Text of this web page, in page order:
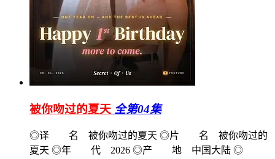
被你吻过的夏天 全第04集
◎译 名 被你吻过的夏天 ◎片 名 被你吻过的
夏天 ◎年 代 2026 ◎产 地 中国大陆 ◎